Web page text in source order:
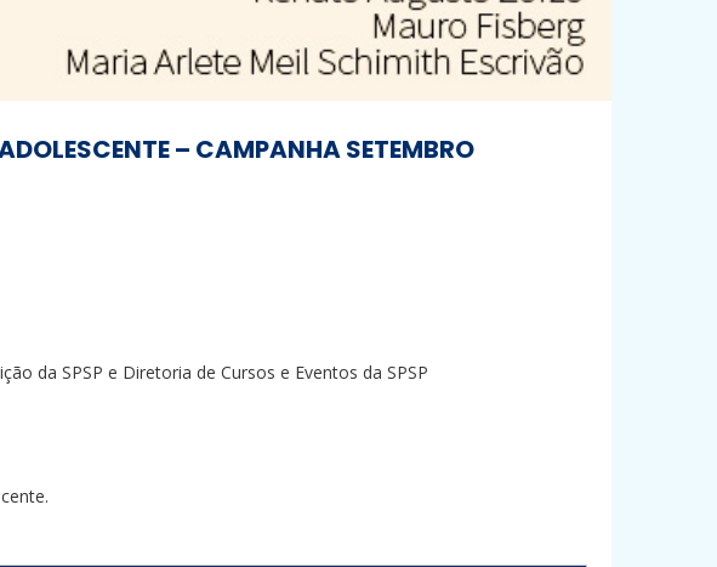
– CAMPANHA SETEMBRO
da SPSP e Diretoria de Cursos e Eventos da SPSP